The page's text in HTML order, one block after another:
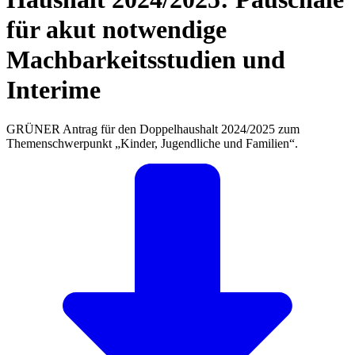
für akut notwendige
Machbarkeitsstudien und
Interime
GRÜNER Antrag für den Doppelhaushalt 2024/2025 zum
Themenschwerpunkt „Kinder, Jugendliche und Familien“.